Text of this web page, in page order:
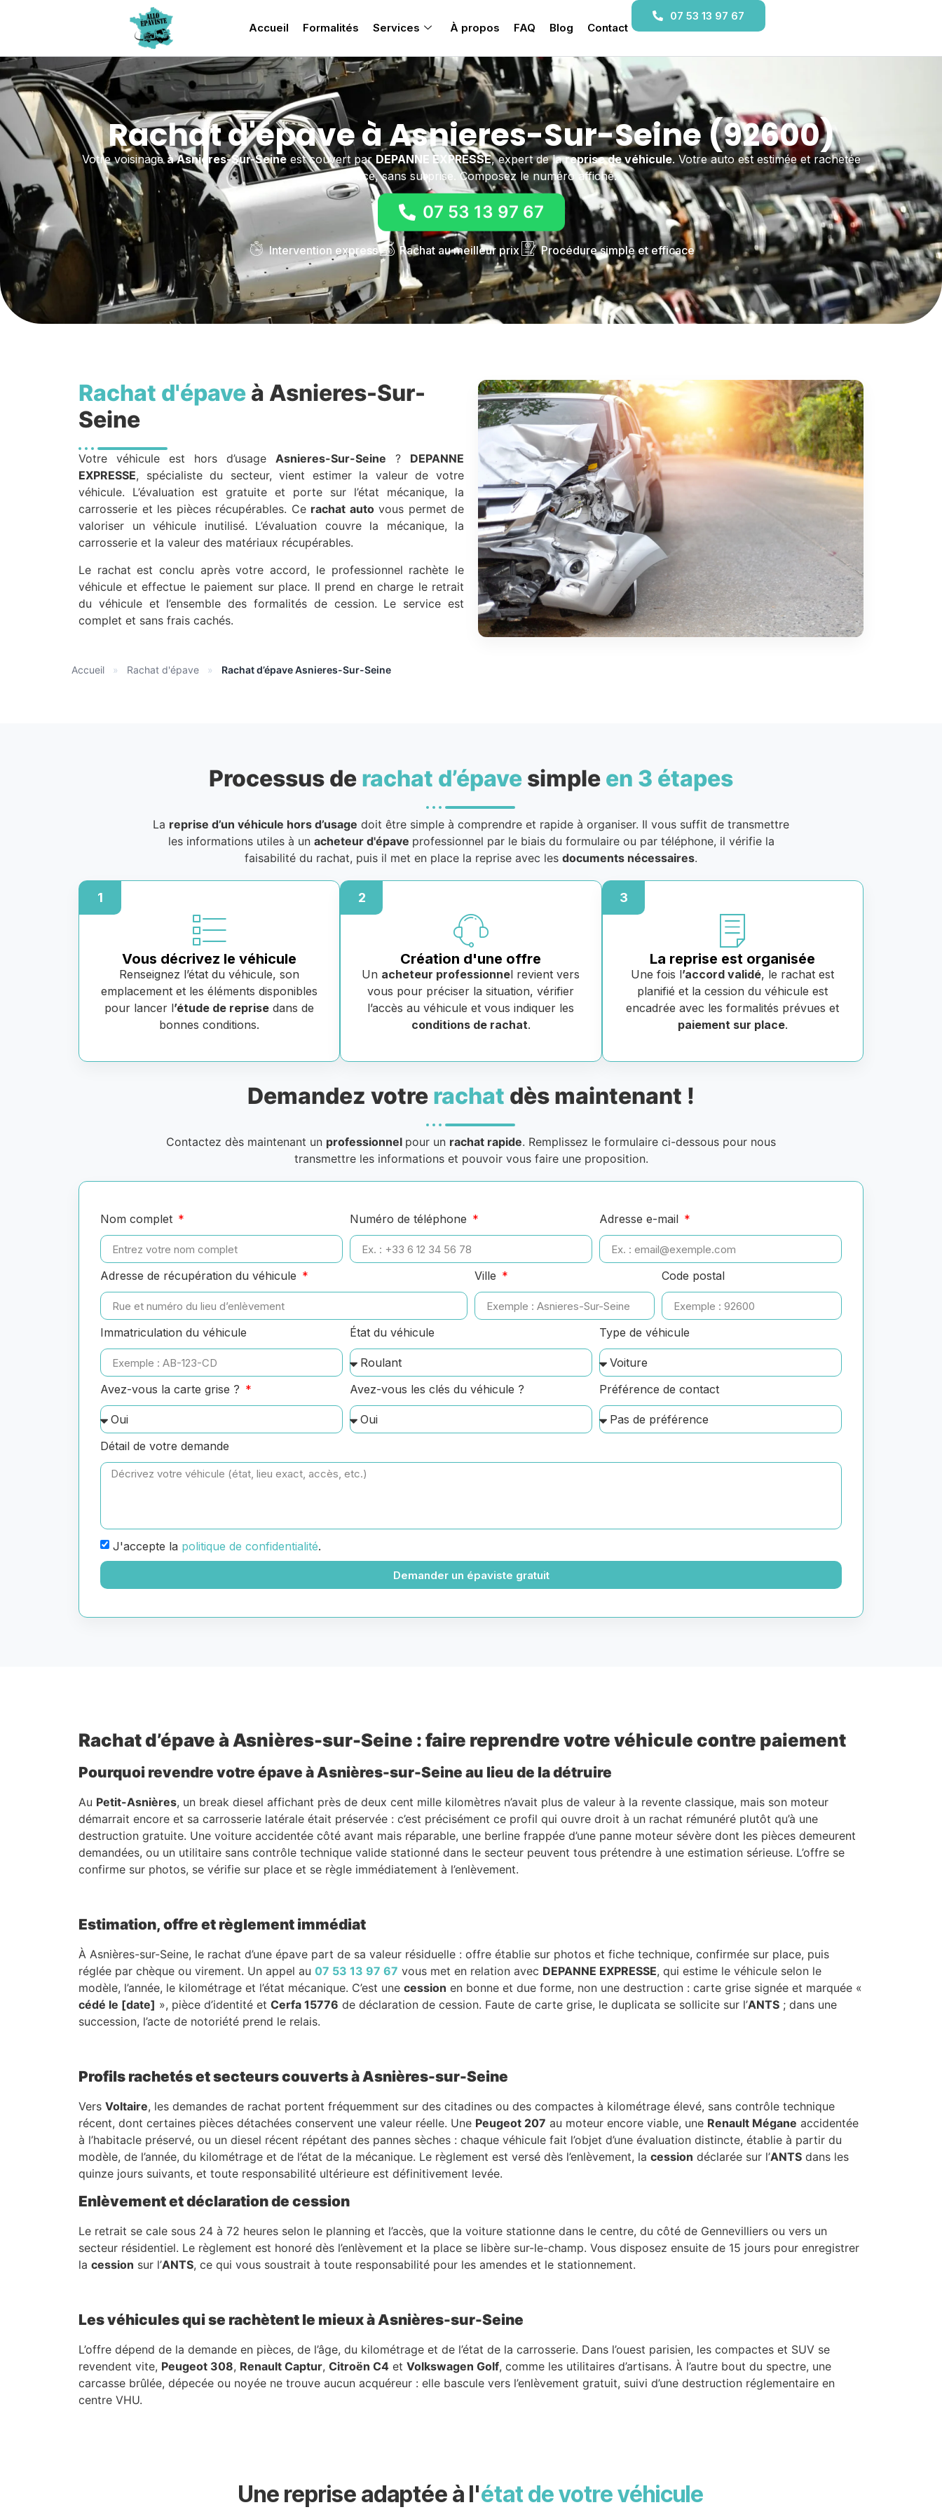
Accueil Formalités Services À propos FAQ Blog Contact
07 53 13 97 67
Rachat d'épave à Asnieres-Sur-Seine (92600)
Votre voisinageà Asnieres-Sur-Seineest couvert parDEPANNE EXPRESSE, expert de lareprise de véhicule. Votre auto est estimée et rachetée
sur place, sans surprise. Composez le numéro affiché.
07 53 13 97 67
Intervention express Rachat au meilleur prix Procédure simple et efficace
Rachat d'épave à Asnieres-Sur-
Seine
Votre véhicule est hors d’usage Asnieres-Sur-Seine ? DEPANNE
EXPRESSE, spécialiste du secteur, vient estimer la valeur de votre
véhicule. L’évaluation est gratuite et porte sur l’état mécanique, la
carrosserie et les pièces récupérables. Ce rachat autovous permet de
valoriser un véhicule inutilisé. L’évaluation couvre la mécanique, la
carrosserie et la valeur des matériaux récupérables.
Le rachat est conclu après votre accord, le professionnel rachète le
véhicule et effectue le paiement sur place. Il prend en charge le retrait
du véhicule et l’ensemble des formalités de cession. Le service est
complet et sans frais cachés.
Accueil » Rachat d'épave » Rachat d’épave Asnieres-Sur-Seine
Processus de rachat d’épave simple en 3 étapes
La reprise d’un véhicule hors d’usage doit être simple à comprendre et rapide à organiser. Il vous suffit de transmettre
les informations utiles à un acheteur d'épave professionnel par le biais du formulaire ou par téléphone, il vérifie la
faisabilité du rachat, puis il met en place la reprise avec les documents nécessaires.
1
Vous décrivez le véhicule
Renseignez l’état du véhicule, son
emplacement et les éléments disponibles
pour lancer l’étude de reprise dans de
bonnes conditions.
2
Création d'une offre
Un acheteur professionnel revient vers
vous pour préciser la situation, vérifier
l’accès au véhicule et vous indiquer les
conditions de rachat.
3
La reprise est organisée
Une fois l’accord validé, le rachat est
planifié et la cession du véhicule est
encadrée avec les formalités prévues et
paiement sur place.
Demandez votre rachat dès maintenant !
Contactez dès maintenant un professionnel pour un rachat rapide. Remplissez le formulaire ci-dessous pour nous
transmettre les informations et pouvoir vous faire une proposition.
Nom complet Numéro de téléphone Adresse e-mail
Adresse de récupération du véhicule Ville Code postal
Immatriculation du véhicule État du véhicule Type de véhicule
Avez-vous la carte grise ? Avez-vous les clés du véhicule ? Préférence de contact
Détail de votre demande
J'accepte la politique de confidentialité.
Demander un épaviste gratuit
Rachat d’épave à Asnières-sur-Seine : faire reprendre votre véhicule contre paiement
Pourquoi revendre votre épave à Asnières-sur-Seine au lieu de la détruire
Au Petit-Asnières, un break diesel affichant près de deux cent mille kilomètres n’avait plus de valeur à la revente classique, mais son moteur
démarrait encore et sa carrosserie latérale était préservée : c’est précisément ce profil qui ouvre droit à un rachat rémunéré plutôt qu’à une
destruction gratuite. Une voiture accidentée côté avant mais réparable, une berline frappée d’une panne moteur sévère dont les pièces demeurent
demandées, ou un utilitaire sans contrôle technique valide stationné dans le secteur peuvent tous prétendre à une estimation sérieuse. L’offre se
confirme sur photos, se vérifie sur place et se règle immédiatement à l’enlèvement.
Estimation, offre et règlement immédiat
À Asnières-sur-Seine, le rachat d’une épave part de sa valeur résiduelle : offre établie sur photos et fiche technique, confirmée sur place, puis
réglée par chèque ou virement. Un appel au 07 53 13 97 67 vous met en relation avec DEPANNE EXPRESSE, qui estime le véhicule selon le
modèle, l’année, le kilométrage et l’état mécanique. C’est une cession en bonne et due forme, non une destruction : carte grise signée et marquée «
cédé le [date] », pièce d’identité et Cerfa 15776 de déclaration de cession. Faute de carte grise, le duplicata se sollicite sur l’ANTS ; dans une
succession, l’acte de notoriété prend le relais.
Profils rachetés et secteurs couverts à Asnières-sur-Seine
Vers Voltaire, les demandes de rachat portent fréquemment sur des citadines ou des compactes à kilométrage élevé, sans contrôle technique
récent, dont certaines pièces détachées conservent une valeur réelle. Une Peugeot 207 au moteur encore viable, une Renault Mégane accidentée
à l’habitacle préservé, ou un diesel récent répétant des pannes sèches : chaque véhicule fait l’objet d’une évaluation distincte, établie à partir du
modèle, de l’année, du kilométrage et de l’état de la mécanique. Le règlement est versé dès l’enlèvement, la cession déclarée sur l’ANTS dans les
quinze jours suivants, et toute responsabilité ultérieure est définitivement levée.
Enlèvement et déclaration de cession
Le retrait se cale sous 24 à 72 heures selon le planning et l’accès, que la voiture stationne dans le centre, du côté de Gennevilliers ou vers un
secteur résidentiel. Le règlement est honoré dès l’enlèvement et la place se libère sur-le-champ. Vous disposez ensuite de 15 jours pour enregistrer
la cession sur l’ANTS, ce qui vous soustrait à toute responsabilité pour les amendes et le stationnement.
Les véhicules qui se rachètent le mieux à Asnières-sur-Seine
L’offre dépend de la demande en pièces, de l’âge, du kilométrage et de l’état de la carrosserie. Dans l’ouest parisien, les compactes et SUV se
revendent vite, Peugeot 308, Renault Captur, Citroën C4 et Volkswagen Golf, comme les utilitaires d’artisans. À l’autre bout du spectre, une
carcasse brûlée, dépecée ou noyée ne trouve aucun acquéreur : elle bascule vers l’enlèvement gratuit, suivi d’une destruction réglementaire en
centre VHU.
Une reprise adaptée à l'état de votre véhicule